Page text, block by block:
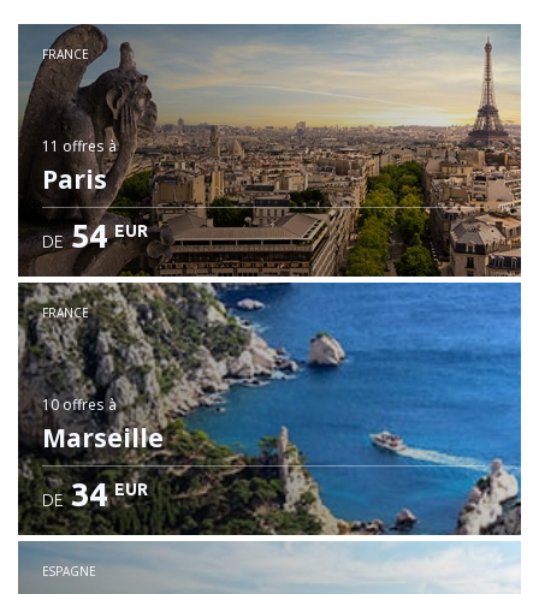
FRANCE
11 offresà
Paris
DE 54 EUR
FRANCE
10 offres à
Marseille
DE 34 EUR
ESPAGNE